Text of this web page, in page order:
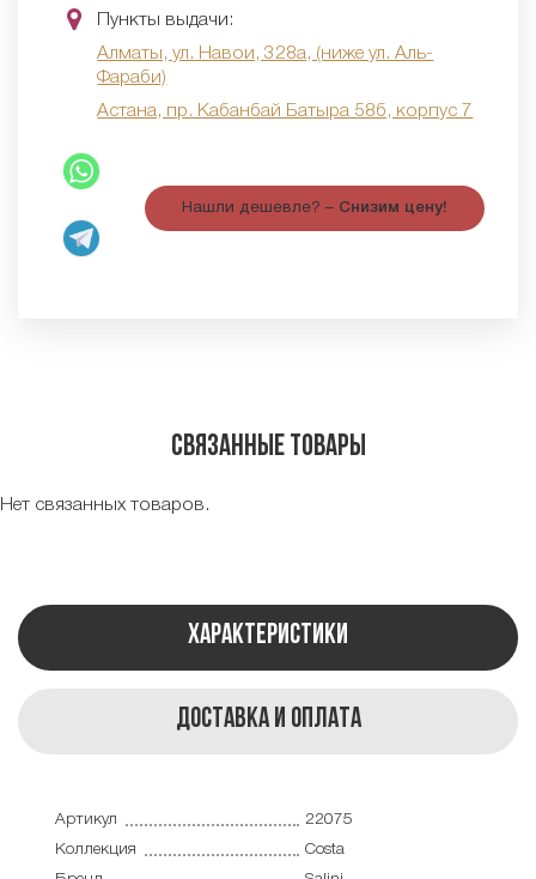
Пункты выдачи:
Алматы, ул. Навои, 328а, (ниже ул. Аль-
Фараби)
Астана, пр. Кабанбай Батыра 58б, корпус 7
Нашли дешевле? – Снизим цену!
Связанные товары
Нет связанных товаров.
Характеристики
Доставка и оплата
Артикул
22075
Коллекция
Costa